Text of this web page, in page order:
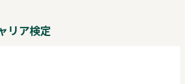
リア検定